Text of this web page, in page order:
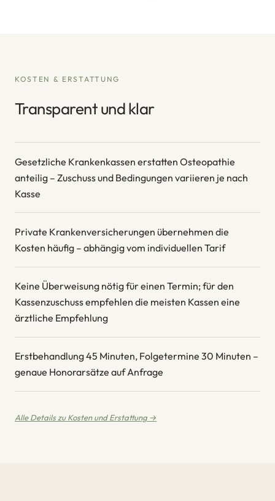
KOSTEN & ERSTATTUNG
Transparent und klar
Gesetzliche Krankenkassen erstatten Osteopathie
anteilig – Zuschuss und Bedingungen variieren je nach
Kasse
Private Krankenversicherungen übernehmen die
Kosten häufig – abhängig vom individuellen Tarif
Keine Überweisung nötig für einen Termin; für den
Kassenzuschuss empfehlen die meisten Kassen eine
ärztliche Empfehlung
Erstbehandlung 45 Minuten, Folgetermine 30 Minuten –
genaue Honorarsätze auf Anfrage
Alle Details zu Kosten und Erstattung →